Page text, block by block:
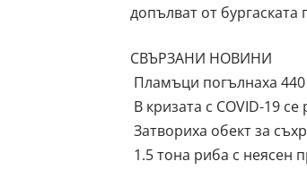
допълват от бургаската
СВЪРЗАНИ НОВИНИ
Пламъци погълнаха
В кризата с COVID-19
Затвориха обект за
1.5 тона риба с неясен